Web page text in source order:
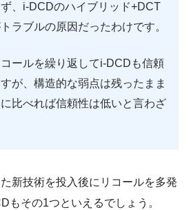
、i-DCDのハイブリッド+DCT
ラブルの原因だったわけです。
ールを繰り返してi-DCDも信頼
が、構造的な弱点は残ったまま
比べれば信頼性は低いと言わざ
新技術を投入後にリコールを多発
もその1つといえるでしょう。